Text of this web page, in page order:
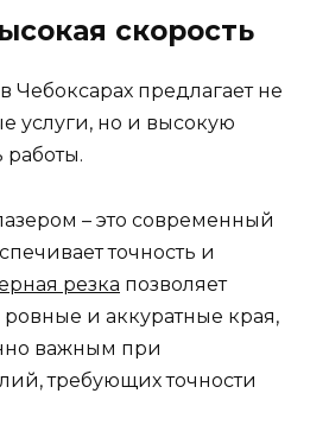
скорость
Чебоксарах предлагает не
услуги, но и высокую
работы.
– это современный
точность и
резка позволяет
и аккуратные края,
важным при
требующих точности